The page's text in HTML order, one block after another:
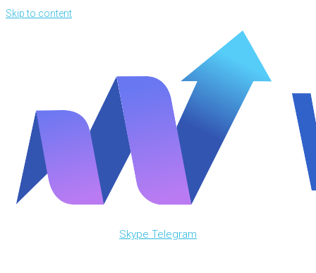
Skip to content
Skype Telegram